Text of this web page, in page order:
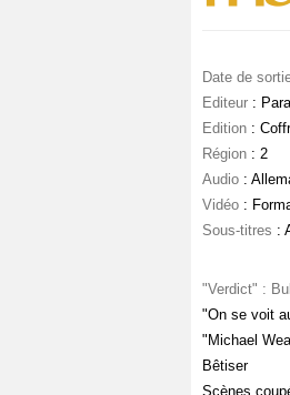
Date de
Editeur :
Edition :
Région : 2
Audio :
Vidéo :
Sous-titres :
"Verdict" :
"On se voit
"Michael
Bêtiser
Scènes